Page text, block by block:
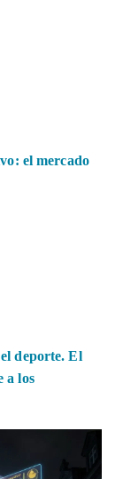
el mercado
deporte. El
a los